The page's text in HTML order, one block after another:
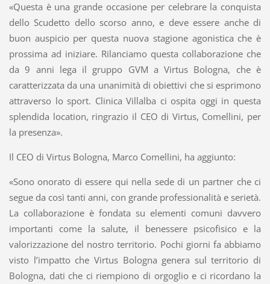
«Questa è una grande occasione per celebrare la conquista
dello Scudetto dello scorso anno, e deve essere anche di
buon auspicio per questa nuova stagione agonistica che è
prossima ad iniziare. Rilanciamo questa collaborazione che
da 9 anni lega il gruppo GVM a Virtus Bologna, che è
caratterizzata da una unanimità di obiettivi che si esprimono
attraverso lo sport. Clinica Villalba ci ospita oggi in questa
splendida location, ringrazio il CEO di Virtus, Comellini, per
la presenza».
Il CEO di Virtus Bologna, Marco Comellini, ha aggiunto:
«Sono onorato di essere qui nella sede di un partner che ci
segue da così tanti anni, con grande professionalità e serietà.
La collaborazione è fondata su elementi comuni davvero
importanti come la salute, il benessere psicofisico e la
valorizzazione del nostro territorio. Pochi giorni fa abbiamo
visto l’impatto che Virtus Bologna genera sul territorio di
Bologna, dati che ci riempiono di orgoglio e ci ricordano la